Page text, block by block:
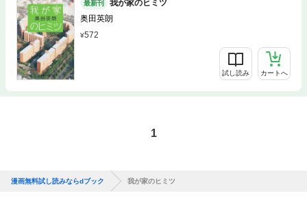
最新刊
我が家のヒミツ
奥田英朗
572
試し読み カートへ
1
漫画無料試し読みならdブック 我が家のヒミツ